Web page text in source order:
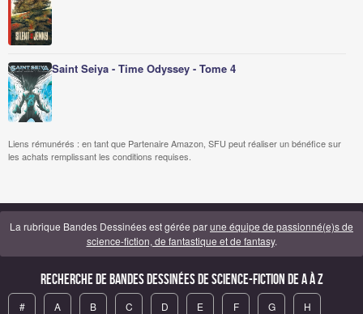
Saint Seiya - Time Odyssey - Tome 4
Liens rémunérés : en tant que Partenaire Amazon, SFU peut réaliser un bénéfice sur
les achats remplissant les conditions requises.
La rubrique Bandes Dessinées est gérée parune équipe de passionné(e)s de
science-fiction, de fantastique et de fantasy.
Recherche de Bandes Dessinées de science-fiction de A à Z
# A B C D E F G H